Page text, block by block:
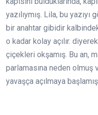
yazılıymış. Lila, bu
bir anahtar gibidir
o kadar kolay açılır.
çiçekleri okşamış. Bu an,
parlamasına neden
yavaşça açılmaya